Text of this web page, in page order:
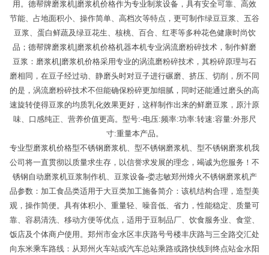
用。德帮牌磨浆机|磨浆机价格作为专业制浆设备，具有安全可靠、高效
节能、占地面积小、操作简单、高档次等特点，更可制作绿豆豆浆、五谷
豆浆、蛋白鲜蔬及绿豆花生、核桃、百合、红枣等多种花色健康时尚饮
品；德帮牌磨浆机|磨浆机价格机器本机专业涡流磨粉碎技术，制作鲜磨
豆浆：磨浆机|磨浆机价格采用专业的涡流磨粉碎技术，其粉碎原理与石
磨相同，在豆子经过动、静磨头时对豆子进行碾磨、挤压、切削，所不同
的是，涡流磨粉碎技术不但能确保粉碎更加细腻，同时还能通过磨头的高
速旋转使得豆浆的均质乳化效果更好，这样制作出来的鲜磨豆浆，原汁原
味、口感纯正、营养价值更高。型号:-电压:频率:功率:转速:容量:外形尺
寸:重量本产品。
专业型磨浆机价格型不锈钢磨浆机、型不锈钢磨浆机、型不锈钢磨浆机我
公司将一直贯彻以质量求生存，以信誉求发展的理念，竭诚为您服务！不
锈钢自动磨浆机豆浆制作机、豆浆设备-娄志敏郑州烽火不锈钢磨浆机产
品参数：加工食品类适用于大豆类加工施备简介：该机结构合理，造型美
观，操作简便。具有体积小、重量轻、噪音低、省力，性能稳定、质量可
靠、容易清洗、移动方便等优点，适用于豆制品厂、饮食服务业、食堂、
饭店及个体商户使用。郑州市金水区丰庆路号号楼丰庆路与三全路交汇处
向东米乘车路线：从郑州火车站或汽车总站乘路或路快线到终点站金水阳